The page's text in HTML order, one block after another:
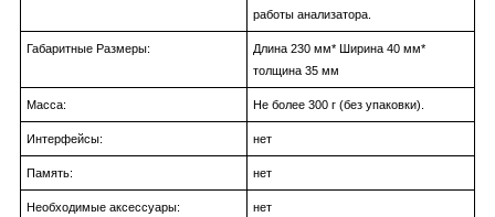
работы анализатора.
Габаритные Размеры:
Длина 230 мм* Ширина 40 мм*
толщина 35 мм
Масса: Не более 300 г (без упаковки).
Интерфейсы: нет
Память: нет
Необходимые аксессуары: нет